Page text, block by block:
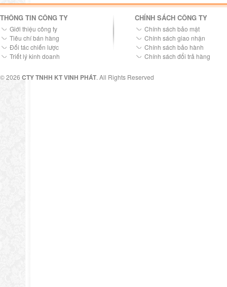
THÔNG TIN CÔNG TY
Giới thiệu công ty
Tiêu chí bán hàng
Đối tác chiến lược
Triết lý kinh doanh
CHÍNH SÁCH CÔNG TY
Chính sách bảo mật
Chính sách giao nhận
Chính sách bảo hành
Chính sách đổi trả hàng
© 2026 CTY TNHH KT VINH PHÁT. All Rights Reserved